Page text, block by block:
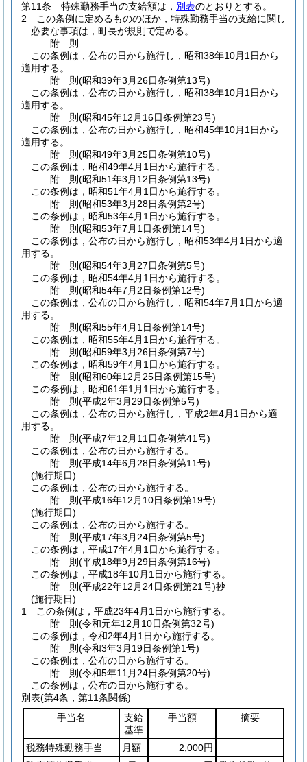
第11条
特殊勤務手当の支給額は， 別表のとおりとする。
2
この条例に定めるもののほか，特殊勤務手当の支給に関し
必要な事項は，町長が規則で定める。
附 則
この条例は，公布の日から施行し，昭和38年10月1日から
適用する。
附 則(昭和39年3月26日条例第13号)
この条例は，公布の日から施行し，昭和38年10月1日から
適用する。
附 則(昭和45年12月16日条例第23号)
この条例は，公布の日から施行し，昭和45年10月1日から
適用する。
附 則(昭和49年3月25日条例第10号)
この条例は，昭和49年4月1日から施行する。
附 則(昭和51年3月12日条例第13号)
この条例は，昭和51年4月1日から施行する。
附 則(昭和53年3月28日条例第2号)
この条例は，昭和53年4月1日から施行する。
附 則(昭和53年7月1日条例第14号)
この条例は，公布の日から施行し，昭和53年4月1日から適
用する。
附 則(昭和54年3月27日条例第5号)
この条例は，昭和54年4月1日から施行する。
附 則(昭和54年7月2日条例第12号)
この条例は，公布の日から施行し，昭和54年7月1日から適
用する。
附 則(昭和55年4月1日条例第14号)
この条例は，昭和55年4月1日から施行する。
附 則(昭和59年3月26日条例第7号)
この条例は，昭和59年4月1日から施行する。
附 則(昭和60年12月25日条例第15号)
この条例は，昭和61年1月1日から施行する。
附 則(平成2年3月29日条例第5号)
この条例は，公布の日から施行し，平成2年4月1日から適
用する。
附 則(平成7年12月11日条例第41号)
この条例は，公布の日から施行する。
附 則(平成14年6月28日条例第11号)
(施行期日)
この条例は，公布の日から施行する。
附 則(平成16年12月10日条例第19号)
(施行期日)
この条例は，公布の日から施行する。
附 則(平成17年3月24日条例第5号)
この条例は，平成17年4月1日から施行する。
附 則(平成18年9月29日条例第16号)
この条例は，平成18年10月1日から施行する。
附 則(平成22年12月24日条例第21号)抄
(施行期日)
1
この条例は，平成23年4月1日から施行する。
附 則(令和元年12月10日条例第32号)
この条例は，令和2年4月1日から施行する。
附 則(令和3年3月19日条例第1号)
この条例は，公布の日から施行する。
附 則(令和5年11月24日条例第20号)
この条例は，公布の日から施行する。
別表(第4条，第11条関係)
手当名
支給
基準
手当額 摘要
税務特殊勤務手当 月額
2,000円